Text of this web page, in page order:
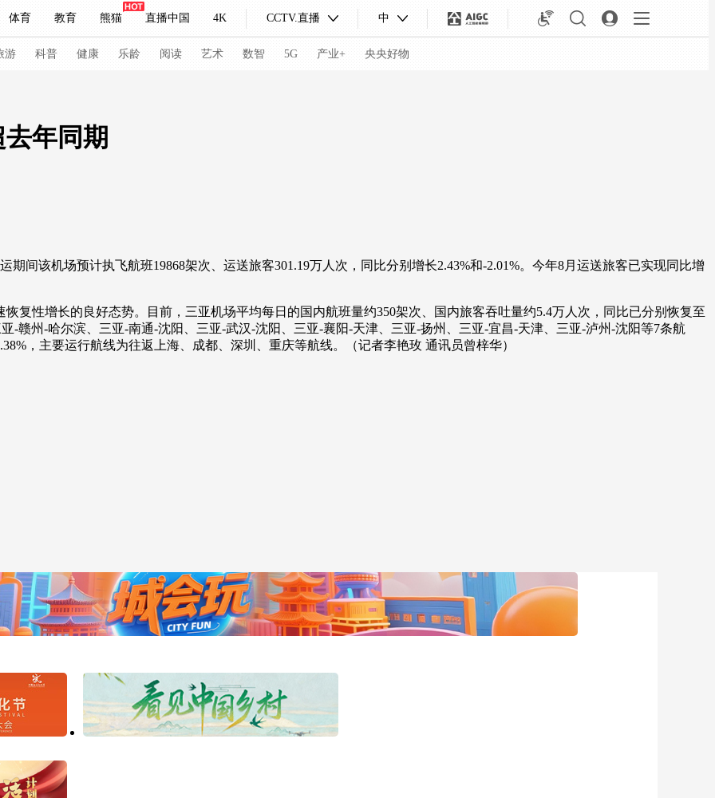
体育 教育 熊猫 直播中国 4K CCTV.直播 中
妙语 热解读 天天学习
持人 下载央视影音
游 科普 健康 乐龄 阅读 艺术 数智 5G 产业+ 央央好物
会 CBA NBA 中超 国足 国际足球 网球 综合体育 亚冬会
体育江湖 文化体育 冰雪道路 足球道路
年同期
该机场预计执飞航班19868架次、运送旅客301.19万人次，同比分别增长2.43%和-2.01%。今年8月运送旅客已实现同比增
性增长的良好态势。目前，三亚机场平均每日的国内航班量约350架次、国内旅客吞吐量约5.4万人次，同比已分别恢复至
-赣州-哈尔滨、三亚-南通-沈阳、三亚-武汉-沈阳、三亚-襄阳-天津、三亚-扬州、三亚-宜昌-天津、三亚-泸州-沈阳等7条航
，主要运行航线为往返上海、成都、深圳、重庆等航线。（记者李艳玫 通讯员曾梓华）